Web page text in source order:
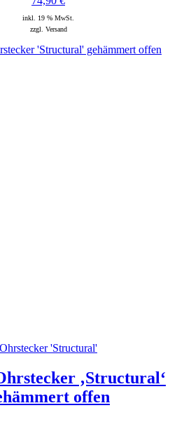
inkl. 19 % MwSt.
zzgl. Versand
Ohrstecker 'Structural'
‚Structural‘
offen